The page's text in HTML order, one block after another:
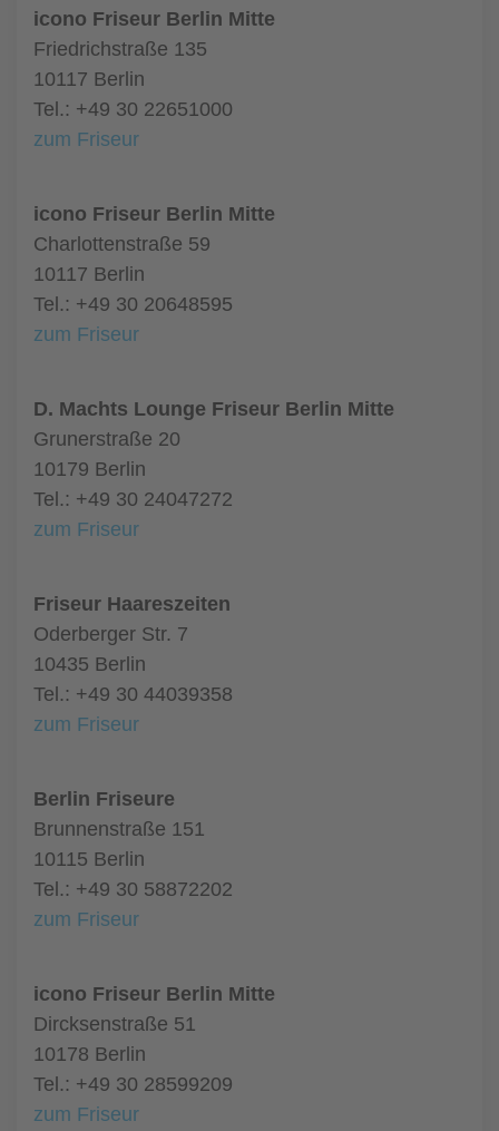
icono Friseur Berlin Mitte
Friedrichstraße 135
10117 Berlin
Tel.: +49 30 22651000
zum Friseur
icono Friseur Berlin Mitte
Charlottenstraße 59
10117 Berlin
Tel.: +49 30 20648595
zum Friseur
D. Machts Lounge Friseur Berlin Mitte
Grunerstraße 20
10179 Berlin
Tel.: +49 30 24047272
zum Friseur
Friseur Haareszeiten
Oderberger Str. 7
10435 Berlin
Tel.: +49 30 44039358
zum Friseur
Berlin Friseure
Brunnenstraße 151
10115 Berlin
Tel.: +49 30 58872202
zum Friseur
icono Friseur Berlin Mitte
Dircksenstraße 51
10178 Berlin
Tel.: +49 30 28599209
zum Friseur